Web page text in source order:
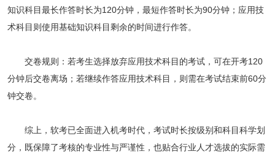
知识科目最长作答时长为120分钟，最短作答时长为90分钟；应用技
术科目则使用基础知识科目剩余的时间进行作答。
交卷规则：若考生选择放弃应用技术科目的考试，可在开考120
分钟后交卷离场；若继续作答应用技术科目，则需在考试结束前60分
钟交卷。
综上，软考已全面进入机考时代，考试时长按级别和科目科学划
分，既保障了考核的专业性与严谨性，也贴合行业人才选拔的实际需